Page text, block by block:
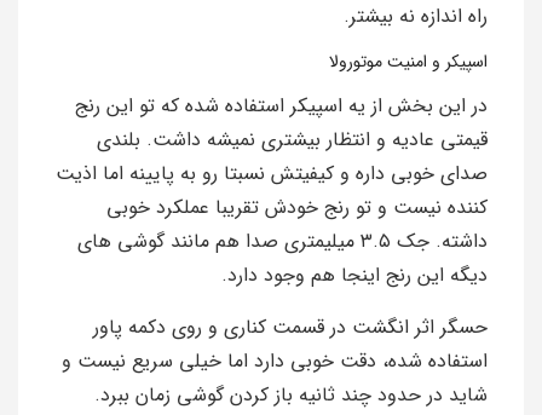
راه اندازه نه بیشتر.
اسپیکر و امنیت موتورولا
در این بخش از یه اسپیکر استفاده شده که تو این رنج
قیمتی عادیه و انتظار بیشتری نمیشه داشت. بلندی
صدای خوبی داره و کیفیتش نسبتا رو به پایینه اما اذیت
کننده نیست و تو رنج خودش تقریبا عملکرد خوبی
داشته. جک ۳.۵ میلیمتری صدا هم مانند گوشی های
دیگه این رنج اینجا هم وجود دارد.
حسگر اثر انگشت در قسمت کناری و روی دکمه پاور
استفاده شده، دقت خوبی دارد اما خیلی سریع نیست و
شاید در حدود چند ثانیه باز کردن گوشی زمان ببرد.